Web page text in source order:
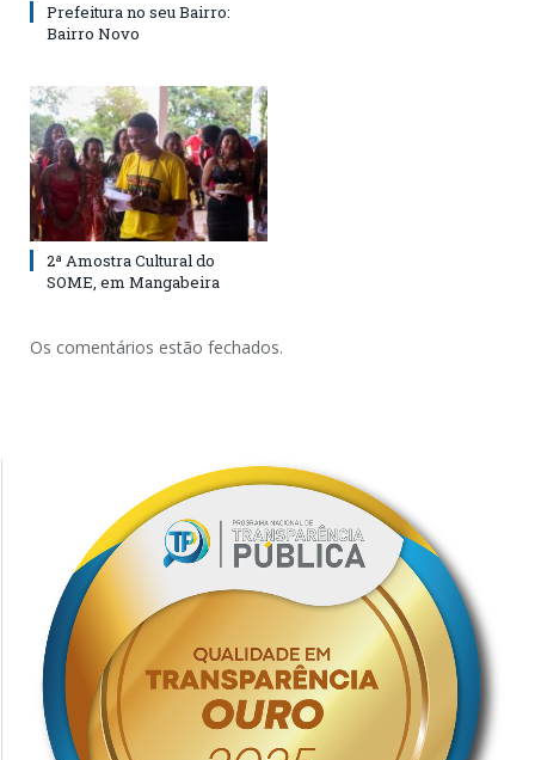
Prefeitura no seu Bairro:
Bairro Novo
2ª Amostra Cultural do
SOME, em Mangabeira
Os comentários estão fechados.